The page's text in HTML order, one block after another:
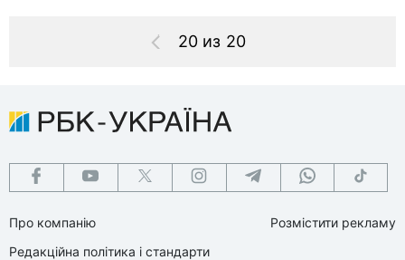
20 из 20
Про компанію
Редакційна політика і стандарти
Розмістити рекламу